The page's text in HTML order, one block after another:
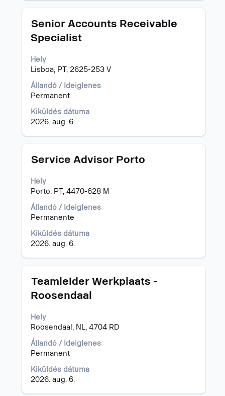
Cím
Senior Accounts Receivable
Specialist
Hely
Lisboa, PT, 2625-253 V
Állandó / Ideiglenes
Permanent
Kiküldés dátuma
2026. aug. 6.
Jelölje
a
billentyűvel
az
állásinformáció
teljes
megtekintéséhez.
Cím
Service Advisor Porto
Hely
Porto, PT, 4470-628 M
Állandó / Ideiglenes
Permanente
Kiküldés dátuma
2026. aug. 6.
Jelölje
a
szóköz
billentyűvel
az
állásinformáció
tartalmának
megtekintéséhez.
Cím
Teamleider Werkplaats -
Roosendaal
Hely
Roosendaal, NL, 4704 RD
Állandó / Ideiglenes
Permanent
Kiküldés dátuma
2026. aug. 6.
Jelölje
a
billentyűvel
az
állásinformáció
teljes
megtekintéséhez.